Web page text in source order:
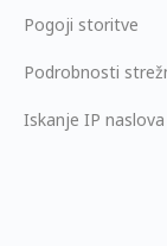
Pogoji storitve
Podrobnosti
Iskanje IP naslova